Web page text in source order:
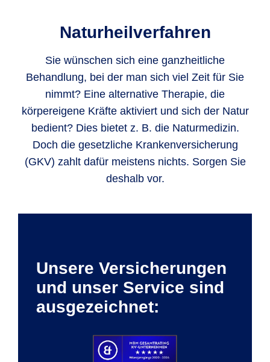
Naturheil­verfahren
Sie wünschen sich eine ganzheitliche
Behandlung, bei der man sich viel Zeit für Sie
nimmt? Eine alternative Therapie, die
körpereigene Kräfte aktiviert und sich der Natur
bedient? Dies bietet z. B. die Naturmedizin.
Doch die gesetzliche Krankenversicherung
(GKV) zahlt dafür meistens nichts. Sorgen Sie
deshalb vor.
Unsere Versicherungen
und unser Service sind
ausgezeichnet: